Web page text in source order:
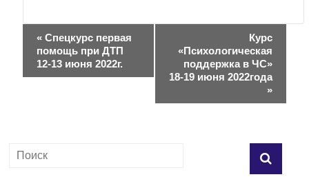
Н
г
« Спецкурс первая
помощь при ДТП
12-13 июня 2022г.
Курс
«Психологическая
поддержка в ЧС»
18-19 июня 2022года
»